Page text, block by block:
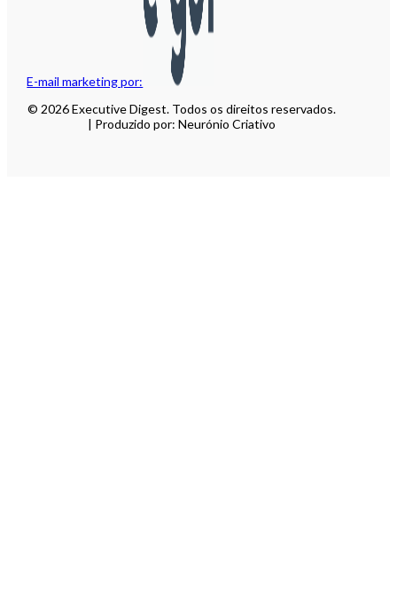
E-mail marketing por:
© 2026 Executive Digest. Todos os direitos reservados.
| Produzido por: Neurónio Criativo